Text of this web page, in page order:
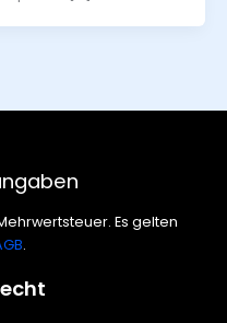
Es gelten
.